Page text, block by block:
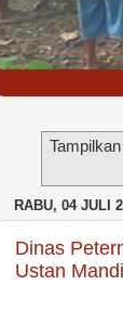
RABU, 04 JULI
Dinas
Ustan